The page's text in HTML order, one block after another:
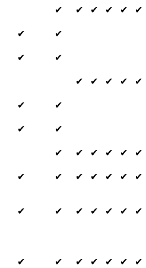
✔ ✔ ✔ ✔ ✔ ✔
✔ ✔
✔ ✔
✔ ✔ ✔ ✔ ✔
✔ ✔
✔ ✔
✔ ✔ ✔ ✔ ✔ ✔
✔ ✔ ✔ ✔ ✔ ✔ ✔
✔ ✔ ✔ ✔ ✔ ✔ ✔
✔ ✔ ✔ ✔ ✔ ✔ ✔